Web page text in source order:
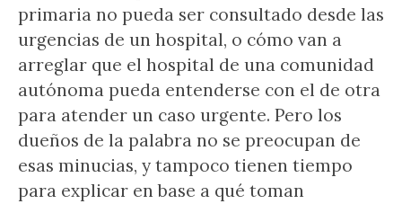
primaria no pueda ser consultado desde las
urgencias de un hospital, o cómo van a
arreglar que el hospital de una comunidad
autónoma pueda entenderse con el de otra
para atender un caso urgente. Pero los
dueños de la palabra no se preocupan de
esas minucias, y tampoco tienen tiempo
para explicar en base a qué toman